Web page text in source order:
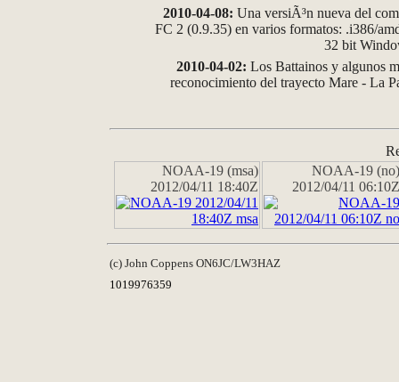
2010-04-08: Una versiÃ³n nueva del
FC 2 (0.9.35) en varios formatos: .i386/
32 bit
2010-04-02: Los Battainos y algunos
reconocimiento del trayecto Mare - La
NOAA-19 (msa)
2012/04/11 18:40Z
NOAA-19 (no)
2012/04/11 06:10Z
(c) John Coppens ON6JC/LW3HAZ
1019976359